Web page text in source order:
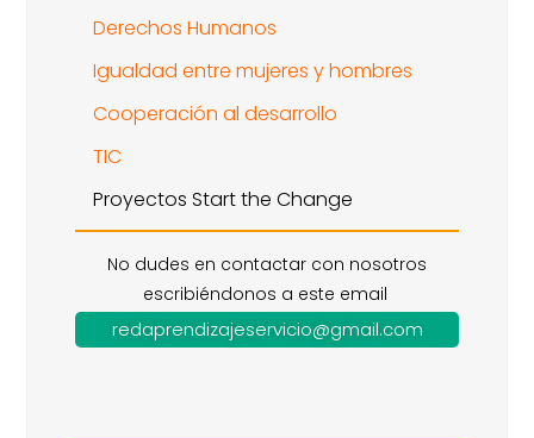
Derechos Humanos
Igualdad entre mujeres y hombres
Cooperación al desarrollo
TIC
Proyectos Start the Change
No dudes en contactar con nosotros
escribiéndonos a este email
redaprendizajeservicio@gmail.com